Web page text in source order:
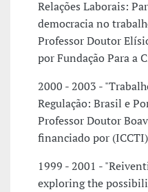
Relações Laborais:
democracia no
Professor Doutor
por Fundação Para a
2000 - 2003 -
Regulação: Brasil e
Professor Doutor
financiado por (ICCTI)
1999 - 2001 -
exploring the